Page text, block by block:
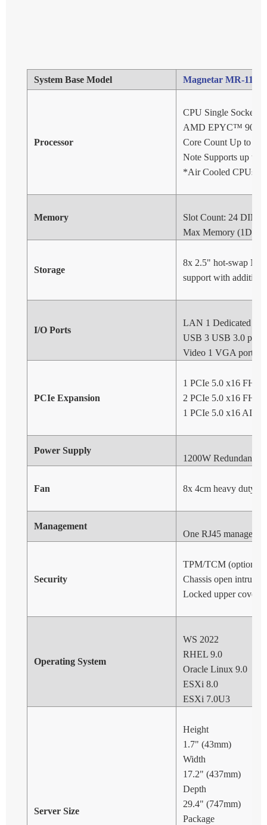
System Base Model Magnetar MR-
Processor
CPU Single Socket
AMD EPYC™ 9004
Core Count Up to
Note Supports up to
*Air Cooled CPUs
Memory
Slot Count: 24
Max Memory
Storage
8x 2.5" hot-swap
support with
I/O Ports
LAN 1 Dedicated
USB 3 USB 3.0
Video 1 VGA port(s)
PCIe Expansion
1 PCIe 5.0 x16 FH,
2 PCIe 5.0 x16 FH,
1 PCIe 5.0 x16
Power Supply
1200W Redundant
Fan 8x 4cm heavy duty
Management
One RJ45
Security
TPM/TCM (optional)
Chassis open
Locked upper cover
Operating System
WS 2022
RHEL 9.0
Oracle Linux 9.0
ESXi 8.0
ESXi 7.0U3
Server Size
Height
1.7" (43mm)
Width
17.2" (437mm)
Depth
29.4" (747mm)
Package